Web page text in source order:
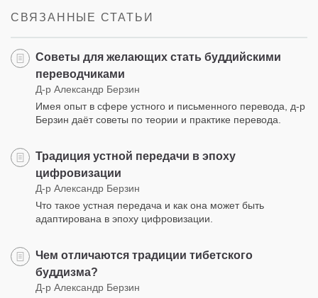
СВЯЗАННЫЕ СТАТЬИ
Советы для желающих стать буддийскими
переводчиками
Д-р Александр Берзин
Имея опыт в сфере устного и письменного перевода, д-р
Берзин даёт советы по теории и практике перевода.
Традиция устной передачи в эпоху
цифровизации
Д-р Александр Берзин
Что такое устная передача и как она может быть
адаптирована в эпоху цифровизации.
Чем отличаются традиции тибетского
буддизма?
Д-р Александр Берзин